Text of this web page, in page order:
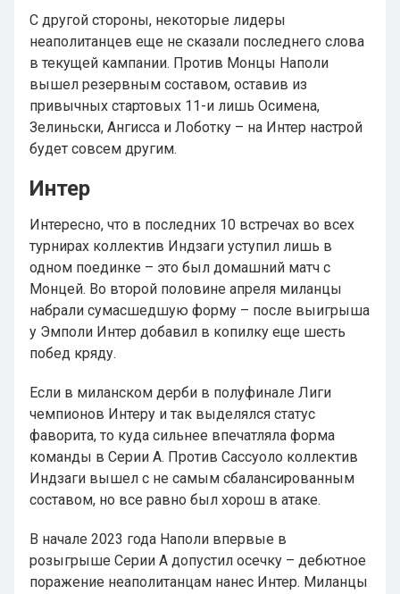
С другой стороны, некоторые лидеры
неаполитанцев еще не сказали последнего слова
в текущей кампании. Против Монцы Наполи
вышел резервным составом, оставив из
привычных стартовых 11-и лишь Осимена,
Зелиньски, Ангисса и Лоботку – на Интер настрой
будет совсем другим.
Интер
Интересно, что в последних 10 встречах во всех
турнирах коллектив Индзаги уступил лишь в
одном поединке – это был домашний матч с
Монцей. Во второй половине апреля миланцы
набрали сумасшедшую форму – после выигрыша
у Эмполи Интер добавил в копилку еще шесть
побед кряду.
Если в миланском дерби в полуфинале Лиги
чемпионов Интеру и так выделялся статус
фаворита, то куда сильнее впечатляла форма
команды в Серии А. Против Сассуоло коллектив
Индзаги вышел с не самым сбалансированным
составом, но все равно был хорош в атаке.
В начале 2023 года Наполи впервые в
розыгрыше Серии А допустил осечку – дебютное
поражение неаполитанцам нанес Интер. Миланцы